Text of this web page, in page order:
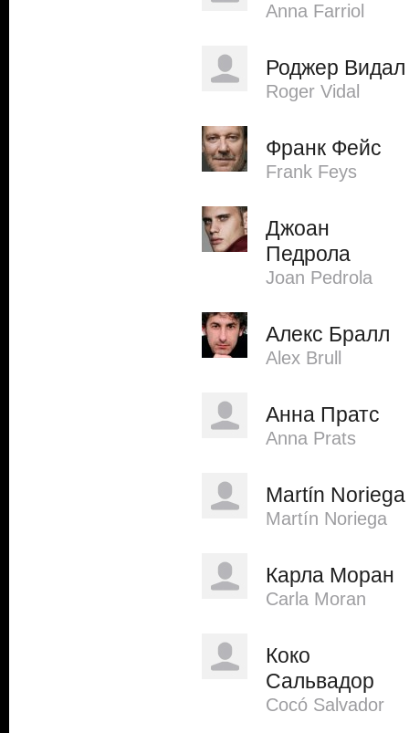
Anna Farriol
Роджер Видал
Roger Vidal
Франк Фейс
Frank Feys
Джоан
Педрола
Joan Pedrola
Алекс Бралл
Alex Brull
Анна Пратс
Anna Prats
Martín Noriega
Martín Noriega
Карла Моран
Carla Moran
Коко
Сальвадор
Cocó Salvador